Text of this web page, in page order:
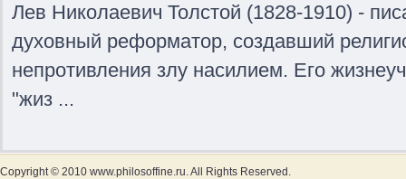
Лев Николаевич Толстой (1828-1910) -
духовный реформатор, создавший
непротивления злу насилием. Его
"жиз ...
Copyright © 2010 www.philosoffine.ru. All Rights Reserved.